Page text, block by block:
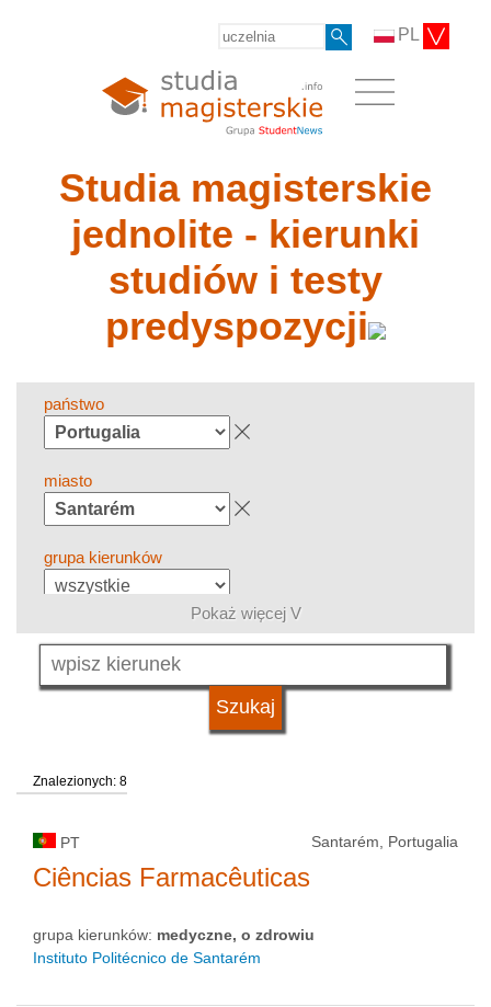
PL
Studia magisterskie
jednolite - kierunki
studiów i testy
predyspozycji
państwo
miasto
grupa kierunków
język
typ uczelni
status uczelni
Pokaż więcej V
Znalezionych: 8
PT Santarém, Portugalia
Ciências Farmacêuticas
grupa kierunków: medyczne, o zdrowiu
Instituto Politécnico de Santarém